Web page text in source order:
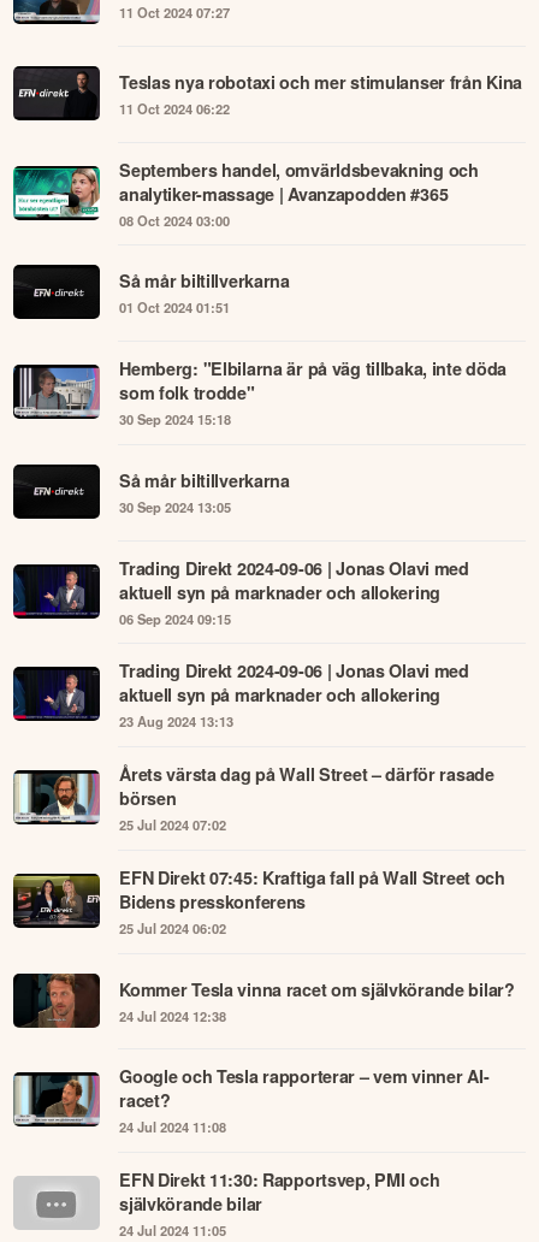
11 Oct 2024 07:27
Teslas nya robotaxi och mer stimulanser från Kina
11 Oct 2024 06:22
Septembers handel, omvärldsbevakning och
analytiker-massage | Avanzapodden #365
08 Oct 2024 03:00
Så mår biltillverkarna
01 Oct 2024 01:51
Hemberg: "Elbilarna är på väg tillbaka, inte döda
som folk trodde"
30 Sep 2024 15:18
Så mår biltillverkarna
30 Sep 2024 13:05
Trading Direkt 2024-09-06 | Jonas Olavi med
aktuell syn på marknader och allokering
06 Sep 2024 09:15
Trading Direkt 2024-09-06 | Jonas Olavi med
aktuell syn på marknader och allokering
23 Aug 2024 13:13
Årets värsta dag på Wall Street – därför rasade
börsen
25 Jul 2024 07:02
EFN Direkt 07:45: Kraftiga fall på Wall Street och
Bidens presskonferens
25 Jul 2024 06:02
Kommer Tesla vinna racet om självkörande bilar?
24 Jul 2024 12:38
Google och Tesla rapporterar – vem vinner AI-
racet?
24 Jul 2024 11:08
EFN Direkt 11:30: Rapportsvep, PMI och
självkörande bilar
24 Jul 2024 11:05